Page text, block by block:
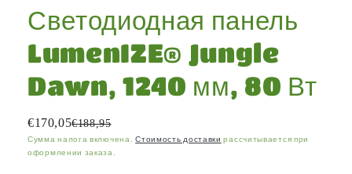
Светодиодная панель
LumenIZE® Jungle
Dawn, 1240 мм, 80 Вт
€170,05€188,95
Сумма налога включена.Стоимость доставки рассчитывается при
оформлении заказа.